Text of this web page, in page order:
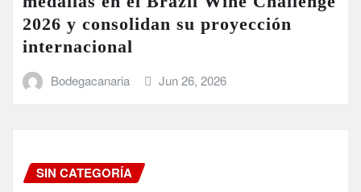
2026 y consolidan su proyección
internacional
Bodegacanaria Jun 26, 2026
SIN CATEGORÍA